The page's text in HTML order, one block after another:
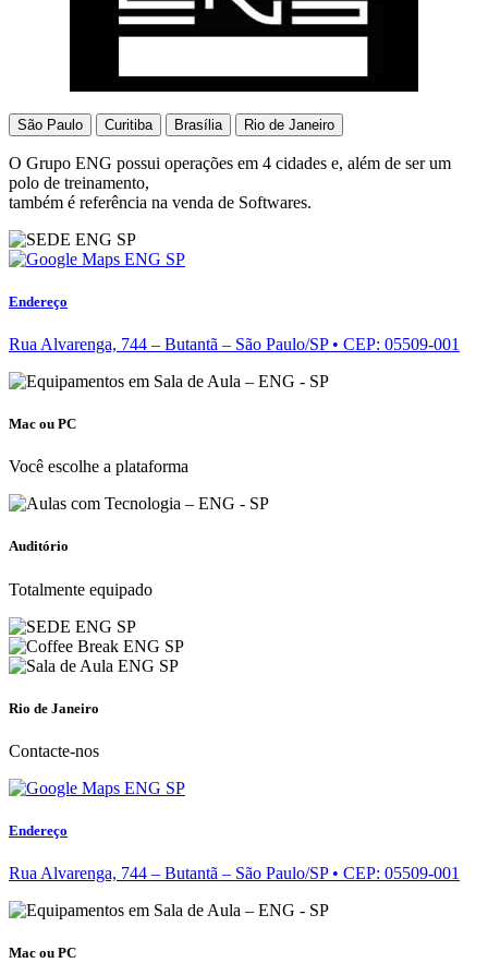
São Paulo Curitiba Brasília Rio de Janeiro
O Grupo ENG possui operações em 4 cidades e, além de ser um
polo de treinamento,
também é referência na venda de Softwares.
Endereço
Rua Alvarenga, 744 – Butantã – São Paulo/SP • CEP: 05509-001
Mac ou PC
Você escolhe a plataforma
Auditório
Totalmente equipado
Rio de Janeiro
Contacte-nos
Endereço
Rua Alvarenga, 744 – Butantã – São Paulo/SP • CEP: 05509-001
Mac ou PC